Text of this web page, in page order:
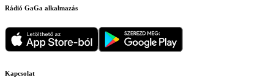
Rádió GaGa alkalmazás
Kapcsolat